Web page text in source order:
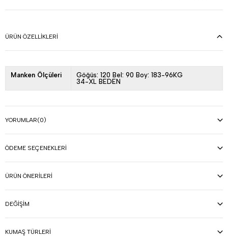
ÜRÜN ÖZELLIKLERI
Manken Ölçüleri
Göğüs: 120 Bel: 90 Boy: 183-96KG
34-XL BEDEN
YORUMLAR(0)
ÖDEME SEÇENEKLERI
ÜRÜN ÖNERILERI
DEĞIŞIM
KUMAŞ TÜRLERI